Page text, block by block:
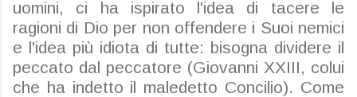
uomini, ci ha ispirato l'idea di tacere le
ragioni di Dio per non offendere i Suoi nemici
e l'idea più idiota di tutte: bisogna dividere il
peccato dal peccatore (Giovanni XXIII, colui
che ha indetto il maledetto Concilio). Come